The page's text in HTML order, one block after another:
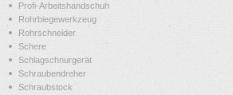
Profi-Arbeitshandschuh
Rohrbiegewerkzeug
Rohrschneider
Schere
Schlagschnurgerät
Schraubendreher
Schraubstock